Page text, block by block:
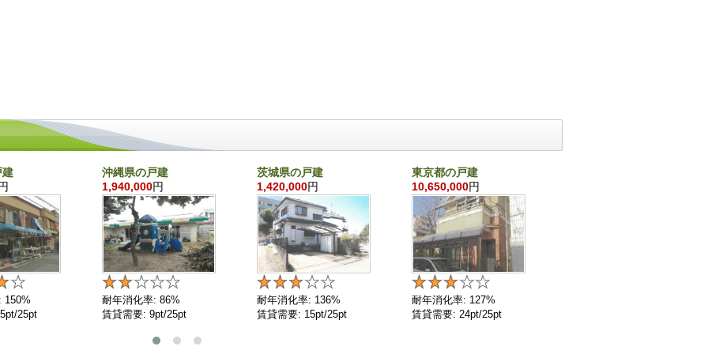
建
150%
25pt
沖縄県の戸建
1,940,000円
耐年消化率: 86%
賃貸需要: 9pt/25pt
茨城県の戸建
1,420,000円
耐年消化率: 136%
賃貸需要: 15pt/25pt
東京都の戸建
10,650,000円
耐年消化率: 127%
賃貸需要: 24pt/25pt